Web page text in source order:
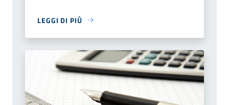
LEGGI DI PIÙ